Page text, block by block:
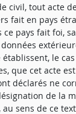
civil, tout acte
fait en pays
pays fait foi,
le
que cet acte
déclarés ne
de la
sens de ce